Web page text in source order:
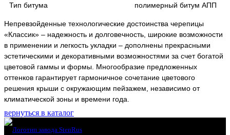
Тип битума полимерный битум АПП
Непревзойденные технологические достоинства черепицы
«Классик» – надежность и долговечность, широкие возможности
в применении и легкость укладки – дополнены прекрасными
эстетическими и декоративными возможностями за счет богатой
цветовой гаммы и формы. Многообразие предложенных
оттенков гарантирует гармоничное сочетание цветового
решения крыши с окружающим пейзажем, независимо от
климатической зоны и времени года.
вернуться в каталог